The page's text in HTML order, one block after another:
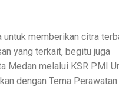
untuk memberikan citra
yang terkait, begitu juga
Medan melalui KSR PMI
dengan Tema Perawatan